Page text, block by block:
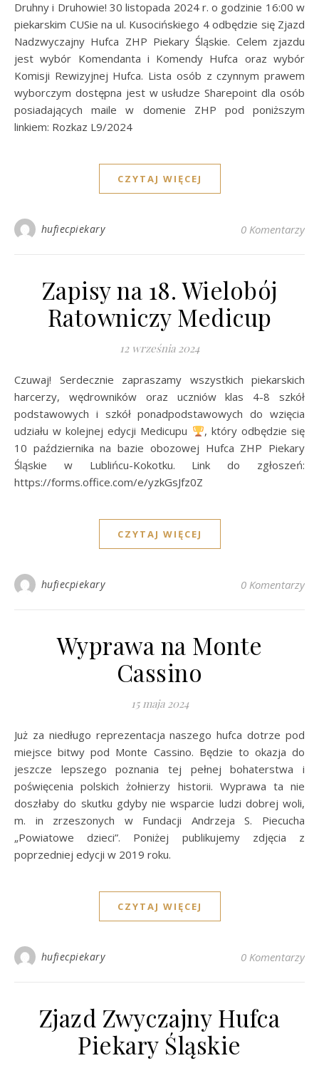
Druhny i Druhowie! 30 listopada 2024 r. o godzinie 16:00 w
piekarskim CUSie na ul. Kusocińskiego 4 odbędzie się Zjazd
Nadzwyczajny Hufca ZHP Piekary Śląskie. Celem zjazdu
jest wybór Komendanta i Komendy Hufca oraz wybór
Komisji Rewizyjnej Hufca. Lista osób z czynnym prawem
wyborczym dostępna jest w usłudze Sharepoint dla osób
posiadających maile w domenie ZHP pod poniższym
linkiem: Rozkaz L9/2024
CZYTAJ WIĘCEJ
hufiecpiekary 0 Komentarzy
Zapisy na 18. Wielobój
Ratowniczy Medicup
12 września 2024
Czuwaj! Serdecznie zapraszamy wszystkich piekarskich
harcerzy, wędrowników oraz uczniów klas 4-8 szkół
podstawowych i szkół ponadpodstawowych do wzięcia
udziału w kolejnej edycji Medicupu
, który odbędzie się
10 października na bazie obozowej Hufca ZHP Piekary
Śląskie w Lublińcu-Kokotku. Link do zgłoszeń:
https://forms.office.com/e/yzkGsJfz0Z
CZYTAJ WIĘCEJ
hufiecpiekary 0 Komentarzy
Wyprawa na Monte
Cassino
15 maja 2024
Już za niedługo reprezentacja naszego hufca dotrze pod
miejsce bitwy pod Monte Cassino. Będzie to okazja do
jeszcze lepszego poznania tej pełnej bohaterstwa i
poświęcenia polskich żołnierzy historii. Wyprawa ta nie
doszłaby do skutku gdyby nie wsparcie ludzi dobrej woli,
m. in zrzeszonych w Fundacji Andrzeja S. Piecucha
„Powiatowe dzieci”. Poniżej publikujemy zdjęcia z
poprzedniej edycji w 2019 roku.
CZYTAJ WIĘCEJ
hufiecpiekary 0 Komentarzy
Zjazd Zwyczajny Hufca
Piekary Śląskie